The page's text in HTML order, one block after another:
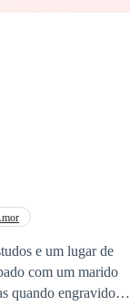
e um lugar de
com um marido
quando engravidou